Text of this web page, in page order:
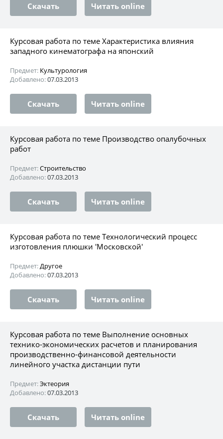
Скачать Читать online
Курсовая работа по теме Характеристика влияния
западного кинематографа на японский
Предмет: Культурология
Добавлено:07.03.2013
Скачать Читать online
Курсовая работа по теме Производство опалубочных
работ
Предмет:Строительство
Добавлено:07.03.2013
Скачать Читать online
Курсовая работа по теме Технологический процесс
изготовления плюшки 'Московской'
Предмет:Другое
Добавлено:07.03.2013
Скачать Читать online
Курсовая работа по теме Выполнение основных
технико-экономических расчетов и планирования
производственно-финансовой деятельности
линейного участка дистанции пути
Предмет:Эктеория
Добавлено:07.03.2013
Скачать Читать online